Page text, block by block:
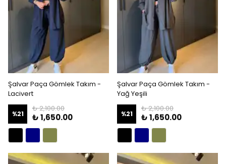
Şalvar Paça Gömlek Takım -
Lacivert
%21
₺ 2,100.00
₺ 1,650.00
Şalvar Paça Gömlek Takım -
Yağ Yeşili
%21
₺ 2,100.00
₺ 1,650.00